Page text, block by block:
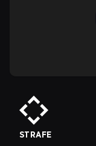
STRAFE